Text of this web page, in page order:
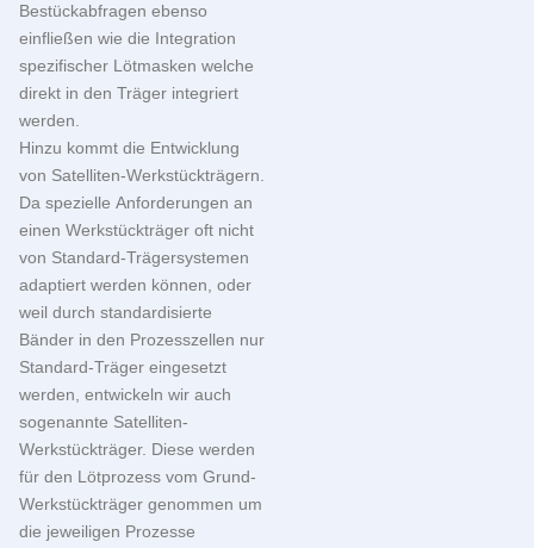
Bestückabfragen ebenso
einfließen wie die Integration
spezifischer Lötmasken welche
direkt in den Träger integriert
werden.
Hinzu kommt die Entwicklung
von Satelliten-Werkstückträgern.
Da spezielle Anforderungen an
einen Werkstückträger oft nicht
von Standard-Trägersystemen
adaptiert werden können, oder
weil durch standardisierte
Bänder in den Prozesszellen nur
Standard-Träger eingesetzt
werden, entwickeln wir auch
sogenannte Satelliten-
Werkstückträger. Diese werden
für den Lötprozess vom Grund-
Werkstückträger genommen um
die jeweiligen Prozesse